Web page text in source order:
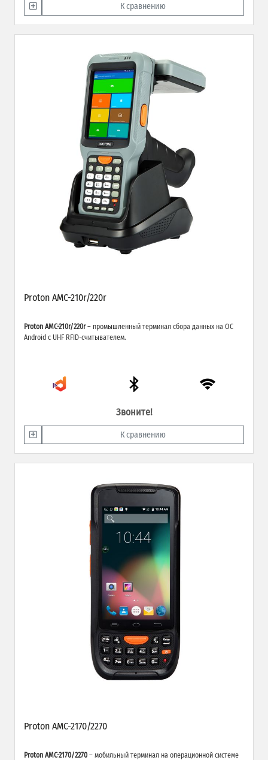
К сравнению
Proton AMC-210r/220r
Proton AMC-210r/220r– промышленный терминал сбора данных на ОС
Android с UHF RFID-считывателем.
Звоните!
К сравнению
Proton AMC-2170/2270
Proton AMC-2170/2270 – мобильный терминал на операционной системе